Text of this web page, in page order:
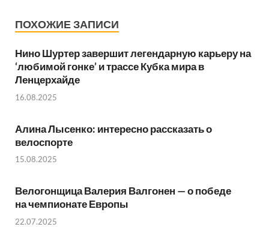
ПОХОЖИЕ ЗАПИСИ
Нино Шуртер завершит легендарную карьеру на
‘любимой гонке’ и трассе Кубка мира в
Ленцерхайде
16.08.2025
Алина Лысенко: интересно рассказать о
велоспорте
15.08.2025
Велогонщица Валерия Валгонен — о победе
на чемпионате Европы
22.07.2025